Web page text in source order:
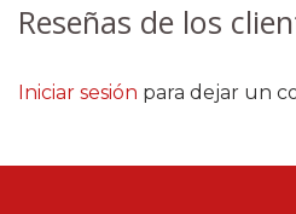
Reseñas de los
Iniciar sesión para dejar un